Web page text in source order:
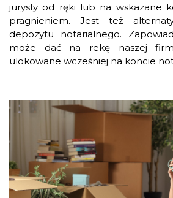
jurysty od ręki lub na wskazane
pragnieniem. Jest też
depozytu notarialnego.
może dać na rekę naszej
ulokowane wcześniej na koncie